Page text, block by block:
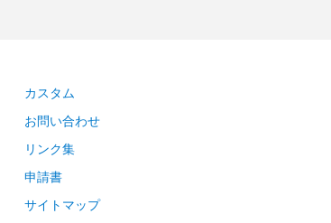
カスタム
お問い合わせ
リンク集
申請書
サイトマップ